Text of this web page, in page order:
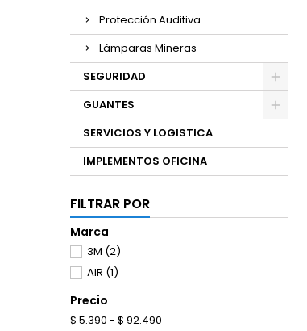
Protección Auditiva
Lámparas Mineras
SEGURIDAD
GUANTES
SERVICIOS Y LOGISTICA
IMPLEMENTOS OFICINA
FILTRAR POR
Marca
3M (2)
AIR (1)
Precio
$ 5.390 - $ 92.490